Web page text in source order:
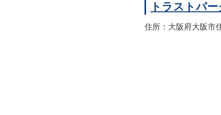
トラストパ
住所：大阪府大阪市